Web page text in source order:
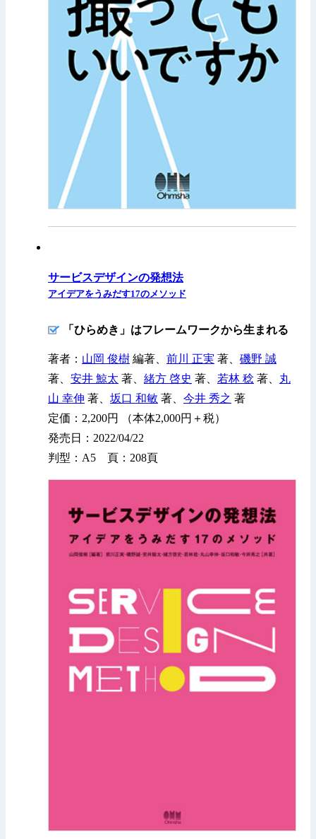
サービスデザインの発想法
アイデアをうみだす17のメソッド
「ひらめき」はフレームワークから生まれる
著者： 山岡 俊樹 編著、 前川 正実 著、 磯野 誠
著、 安井 鯨太 著、 緒方 啓史 著、 若林 稔 著、 丸
山 幸伸 著、 坂口 和敏 著、 今井 秀之 著
定価：2,200円 （本体2,000円＋税）
発売日：2022/04/22
判型：A5 頁：208頁